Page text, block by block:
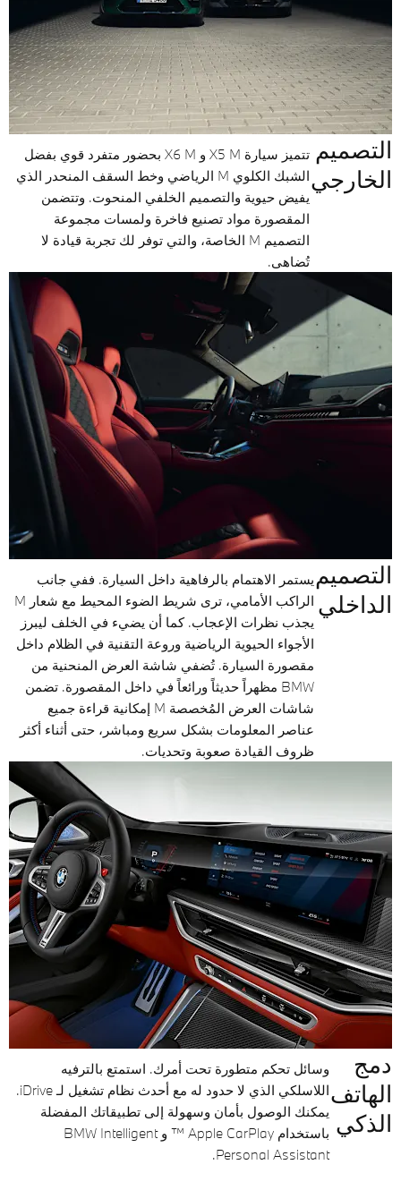
التصميم
الخارجي
تتميز سيارة X5 M و X6 M بحضور متفرد قوي بفضل
الشبك الكلوي M الرياضي وخط السقف المنحدر الذي
يفيض حيوية والتصميم الخلفي المنحوت. وتتضمن
المقصورة مواد تصنيع فاخرة ولمسات مجموعة
التصميم M الخاصة، والتي توفر لك تجربة قيادة لا
تُضاهى.
التصميم
الداخلي
يستمر الاهتمام بالرفاهية داخل السيارة. ففي جانب
الراكب الأمامي، ترى شريط الضوء المحيط مع شعار M
يجذب نظرات الإعجاب. كما أن يضيء في الخلف ليبرز
الأجواء الحيوية الرياضية وروعة التقنية في الظلام داخل
مقصورة السيارة. تُضفي شاشة العرض المنحنية من
BMW مظهراً حديثاً ورائعاً في داخل المقصورة. تضمن
شاشات العرض المُخصصة M إمكانية قراءة جميع
عناصر المعلومات بشكل سريع ومباشر، حتى أثناء أكثر
ظروف القيادة صعوبة وتحديات.
دمج
الهاتف
الذكي
وسائل تحكم متطورة تحت أمرك. استمتع بالترفيه
اللاسلكي الذي لا حدود له مع أحدث نظام تشغيل لـ iDrive.
يمكنك الوصول بأمان وسهولة إلى تطبيقاتك المفضلة
باستخدام Apple CarPlay ™ و BMW Intelligent
Personal Assistant.